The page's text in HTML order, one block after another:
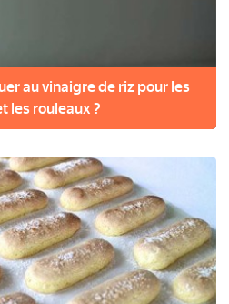
au vinaigre de riz pour les
les rouleaux ?